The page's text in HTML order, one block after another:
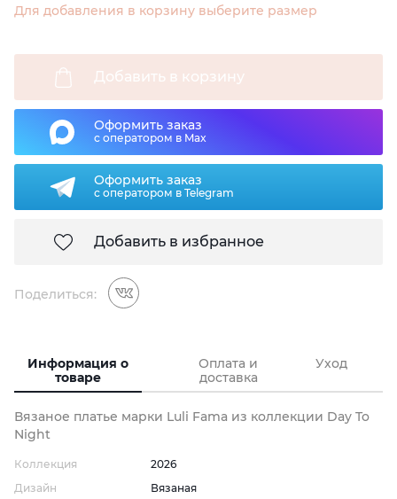
Для добавления в корзину выберите размер
Добавить в корзину
Оформить заказ
с оператором в Max
Оформить заказ
с оператором в Telegram
Добавить в избранное
Поделиться:
Информация о
товаре
Оплата и
доставка
Уход
Вязаное платье марки Luli Fama из коллекции Day To
Night
Коллекция
2026
Дизайн
Вязаная